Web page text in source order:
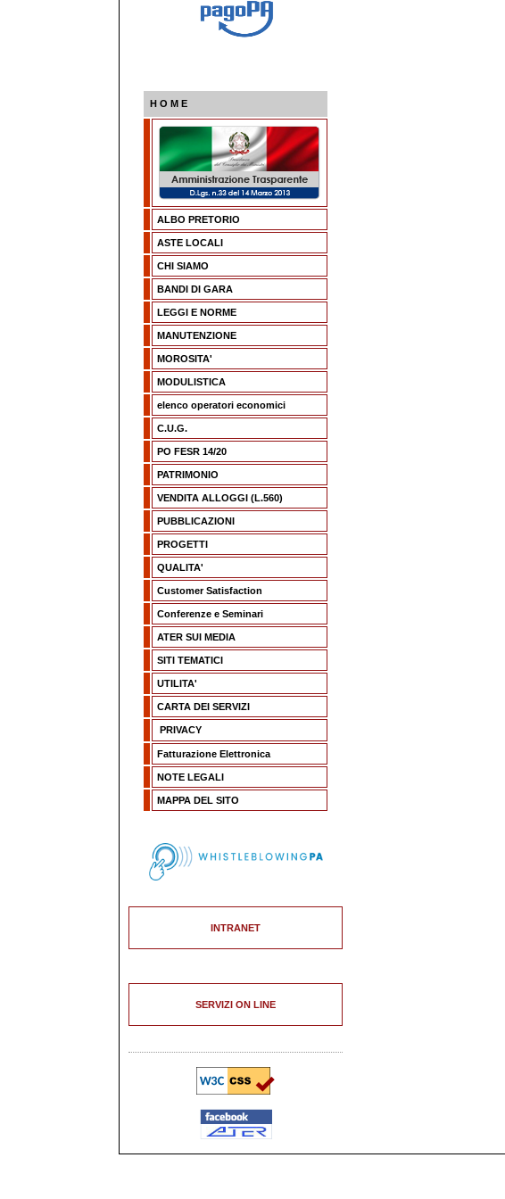
H O M E
ALBO PRETORIO
ASTE LOCALI
CHI SIAMO
BANDI DI GARA
LEGGI E NORME
MANUTENZIONE
MOROSITA'
MODULISTICA
elenco operatori economici
C.U.G.
PO FESR 14/20
PATRIMONIO
VENDITA ALLOGGI (L.560)
PUBBLICAZIONI
PROGETTI
QUALITA'
Customer Satisfaction
Conferenze e Seminari
ATER SUI MEDIA
SITI TEMATICI
UTILITA'
CARTA DEI SERVIZI
PRIVACY
Fatturazione Elettronica
NOTE LEGALI
MAPPA DEL SITO
INTRANET
SERVIZI ON LINE